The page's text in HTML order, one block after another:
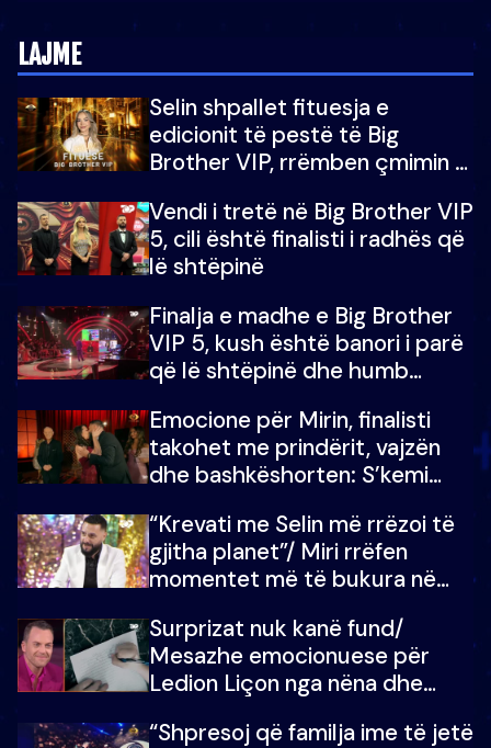
LAJME
Selin shpallet fituesja e
edicionit të pestë të Big
Brother VIP, rrëmben çmimin e
Vendi i tretë në Big Brother VIP
5, cili është finalisti i radhës që
lë shtëpinë
Finalja e madhe e Big Brother
VIP 5, kush është banori i parë
që lë shtëpinë dhe humb
çmimin e madh
Emocione për Mirin, finalisti
takohet me prindërit, vajzën
dhe bashkëshorten: S’kemi
“Krevati me Selin më rrëzoi të
gjitha planet”/ Miri rrëfen
momentet më të bukura në
mungojë zilja e mëngjesit kur…
Surprizat nuk kanë fund/
Mesazhe emocionuese për
Ledion Liçon nga nëna dhe
mban dot lotët: Nuk meritoj…
“Shpresoj që familja ime të jetë